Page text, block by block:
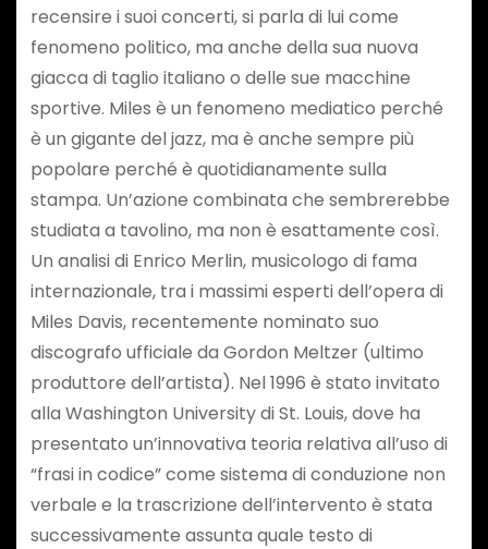
recensire i suoi concerti, si parla di lui come
fenomeno politico, ma anche della sua nuova
giacca di taglio italiano o delle sue macchine
sportive. Miles è un fenomeno mediatico perché
è un gigante del jazz, ma è anche sempre più
popolare perché è quotidianamente sulla
stampa. Un’azione combinata che sembrerebbe
studiata a tavolino, ma non è esattamente così.
Un analisi di Enrico Merlin, musicologo di fama
internazionale, tra i massimi esperti dell’opera di
Miles Davis, recentemente nominato suo
discografo ufficiale da Gordon Meltzer (ultimo
produttore dell’artista). Nel 1996 è stato invitato
alla Washington University di St. Louis, dove ha
presentato un’innovativa teoria relativa all’uso di
“frasi in codice” come sistema di conduzione non
verbale e la trascrizione dell’intervento è stata
successivamente assunta quale testo di